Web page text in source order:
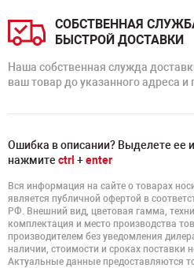
СОБСТВЕННАЯ
БЫСТРОЙ ДОСТАВКИ
Наша собственная служда
ваш товар до указанного адреса и
Ошибка в описании? Выделете ее и
нажмите ctrl +enter
Вся информация на сайте о товарах
является публичной офертой в
РФ. Внешний вид, цветовая гамма,
комплектация и место производства
производителем без уведомления
наличии, стоимости и сроках поставки
Актуальные данные предоставляются